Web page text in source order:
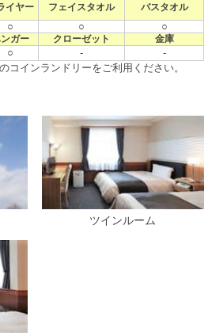
イヤー フェイスタオル バスタオル
○ ○ ○
ガー クローゼット 金庫
○ -
-
コインランドリーをご利用ください。
ツインルーム